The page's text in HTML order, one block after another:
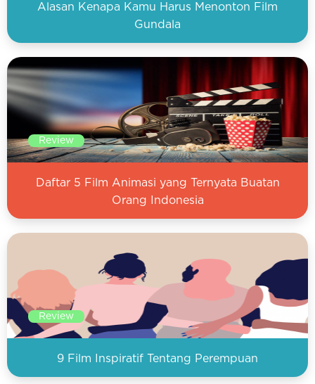
Alasan Kenapa Kamu Harus Menonton Film
Gundala
Review
Daftar 5 Film Animasi yang Ternyata Buatan
Orang Indonesia
Review
9 Film Inspiratif Tentang Perempuan